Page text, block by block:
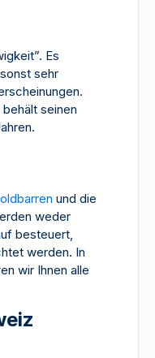
Es
sehr
seinen
und die
weder
besteuert,
werden. In
wir Ihnen alle